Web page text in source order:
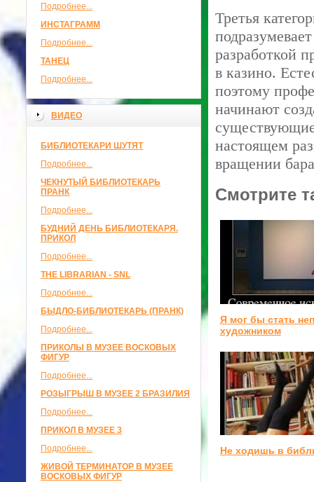
Подробнее...
ИНСТАГРАММ
Подробнее...
ТАНЕЦ
Подробнее...
ВИДЕО
БИБЛИОТЕКАРИ ШУТЯТ
Подробнее...
ЧЕКНУТЫЙ БИБЛИОТЕКАРЬ
ПРАНК
Подробнее...
БУДНИЙ ДЕНЬ БИБЛИОТЕКАРЯ.
ПРИКОЛ
Подробнее...
THE LIBRARIAN - SNL
Подробнее...
БЫДЛО-БИБЛИОТЕКАРЬ (ПРАНК)
Подробнее...
ПРИКОЛЫ В МУЗЕЕ ВОСКОВЫХ
ФИГУР
Подробнее...
РОЗЫГРЫШ В МУЗЕЕ 2 БРАЗИЛИЯ
Подробнее...
ПРИКОЛ В МУЗЕЕ 3
Подробнее...
ЖИВОЙ ТЕРМИНАТОР В МУЗЕЕ
ВОСКОВЫХ ФИГУР
Третья
разработкой
в казино.
поэтому
начинают
настоящем
вращении
Смотрите
Я мог бы стать
художником
Не ходишь в